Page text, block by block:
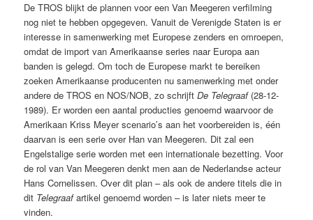
De TROS blijkt de plannen voor een Van Meegeren verfilming
nog niet te hebben opgegeven. Vanuit de Verenigde Staten is er
interesse in samenwerking met Europese zenders en omroepen,
omdat de import van Amerikaanse series naar Europa aan
banden is gelegd. Om toch de Europese markt te bereiken
zoeken Amerikaanse producenten nu samenwerking met onder
andere de TROS en NOS/NOB, zo schrijftDe Telegraaf(28-12-
1989). Er worden een aantal producties genoemd waarvoor de
Amerikaan Kriss Meyer scenario’s aan het voorbereiden is, één
daarvan is een serie over Han van Meegeren. Dit zal een
Engelstalige serie worden met een internationale bezetting. Voor
de rol van Van Meegeren denkt men aan de Nederlandse acteur
Hans Cornelissen. Over dit plan – als ook de andere titels die in
dit Telegraafartikel genoemd worden – is later niets meer te
vinden.